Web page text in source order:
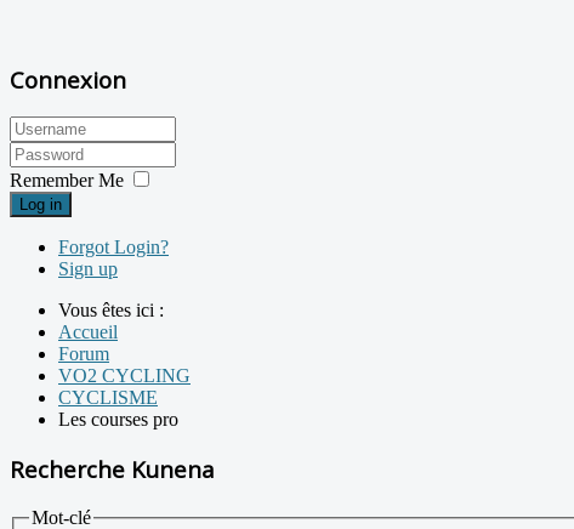
Connexion
Remember Me
Log in
Forgot Login?
Sign up
Vous êtes ici :
Accueil
Forum
VO2 CYCLING
CYCLISME
Les courses pro
Recherche Kunena
Mot-clé